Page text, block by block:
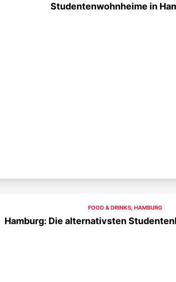
Studentenwohnheime in
FOOD & DRINKS, HAMBURG
Hamburg: Die alternativsten